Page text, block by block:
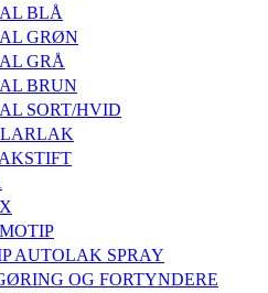
BLÅ
GRØN
GRÅ
BRUN
SORT/HVID
MOTIP
AUTOLAK SPRAY
OG FORTYNDERE